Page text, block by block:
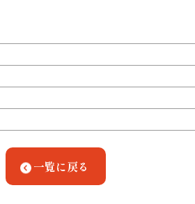
一覧に戻る